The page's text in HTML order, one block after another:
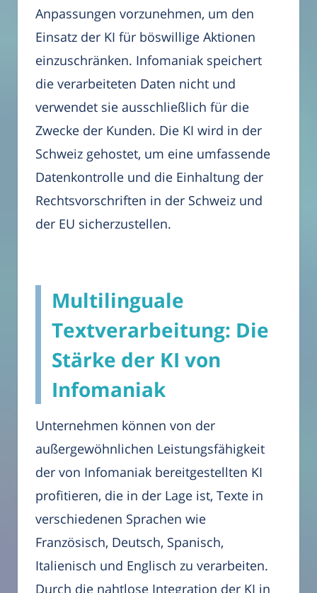
Anpassungen vorzunehmen, um den
Einsatz der KI für böswillige Aktionen
einzuschränken. Infomaniak speichert
die verarbeiteten Daten nicht und
verwendet sie ausschließlich für die
Zwecke der Kunden. Die KI wird in der
Schweiz gehostet, um eine umfassende
Datenkontrolle und die Einhaltung der
Rechtsvorschriften in der Schweiz und
der EU sicherzustellen.
Multilinguale
Textverarbeitung: Die
Stärke der KI von
Infomaniak
Unternehmen können von der
außergewöhnlichen Leistungsfähigkeit
der von Infomaniak bereitgestellten KI
profitieren, die in der Lage ist, Texte in
verschiedenen Sprachen wie
Französisch, Deutsch, Spanisch,
Italienisch und Englisch zu verarbeiten.
Durch die nahtlose Integration der KI in